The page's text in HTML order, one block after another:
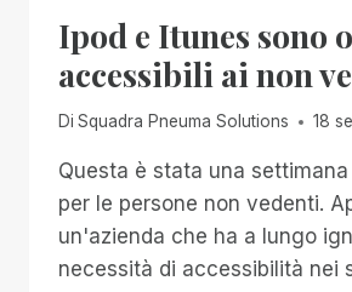
Ipod e Itunes sono
accessibili ai non
Di Squadra Pneuma Solutions 18
Questa è stata una
per le persone non vedenti.
un'azienda che ha a lungo
necessità di accessibilità nei